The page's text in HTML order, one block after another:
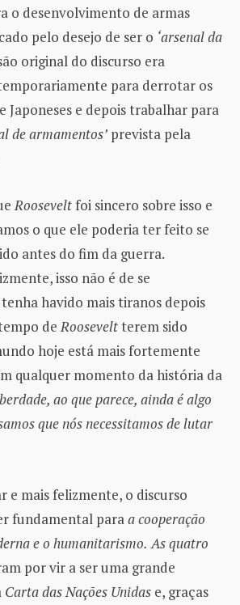
o desenvolvimento de armas
pelo desejo de ser o ‘arsenal da
original do discurso era
para derrotar os
Japoneses e depois trabalhar para
de armamentos’ prevista pela
Rooseveltfoi sincero sobre isso e
o que ele poderia ter feito se
antes do fim da guerra.
isso não é de se
havido mais tiranos depois
deRooseveltterem sido
hoje está mais fortemente
qualquer momento da história da
ao que parece, ainda é algo
que nós necessitamos de lutar
e mais felizmente, o discurso
fundamental paraa cooperação
e o humanitarismo. As quatro
por vir a ser uma grande
Carta das Nações Unidas e, graças